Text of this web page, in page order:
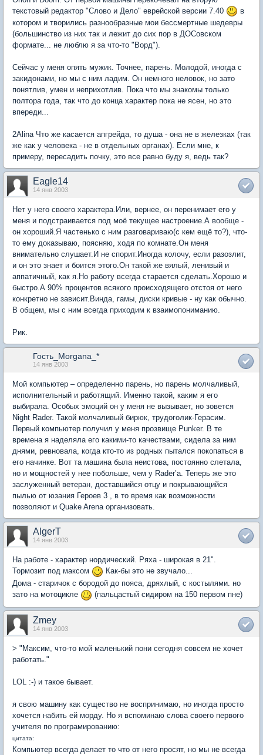
текстовый редактор "Слово и Дело" еврейской версии 7.40
в
котором и творились разнообразные мои бессмертные шедевры
(большинство из них так и лежит до сих пор в ДОСовском
формате... не люблю я за что-то "Ворд").
Сейчас у меня опять мужик. Точнее, парень. Молодой, иногда с
закидонами, но мы с ним ладим. Он немного неловок, но зато
понятлив, умен и неприхотлив. Пока что мы знакомы только
полтора года, так что до конца характер пока не ясен, но это
впереди...
2Alina Что же касается апгрейда, то душа - она не в железках (так
же как у человека - не в отдельных органах). Если мне, к
примеру, пересадить почку, это все равно буду я, ведь так?
Eagle14
14 янв 2003
Нет у него своего характера.Или, вернее, он перенимает его у
меня и подстраивается под моё текущее настроение.А вообще -
он хороший.Я частенько с ним разговариваю(с кем ещё то?), что-
то ему доказываю, поясняю, ходя по комнате.Он меня
внимательно слушает.И не спорит.Иногда колочу, если разозлит,
и он это знает и боится этого.Он такой же вялый, ленивый и
аппатичный, как я.Но работу всегда старается сделать.Хорошо и
быстро.А 90% процентов всякого происходящего отстоя от него
конкретно не зависит.Винда, гамы, диски кривые - ну как обычно.
В общем, мы с ним всегда приходим к взаимопониманию.
Рик.
Гость_Morgana_*
14 янв 2003
Мой компьютер – определенно парень, но парень молчаливый,
исполнительный и работящий. Именно такой, каким я его
выбирала. Особых эмоций он у меня не вызывает, но зовется
Night Rader. Такой молчаливый бирюк, трудоголик-Герасим.
Первый компьютер получил у меня прозвище Punker. В те
времена я наделяла его какими-то качествами, сидела за ним
днями, ревновала, когда кто-то из родных пытался покопаться в
его начинке. Вот та машина была неистова, постоянно слетала,
но и мощностей у нее побольше, чем у Rader’а. Теперь же это
заслуженный ветеран, доставшийся отцу и покрывающийся
пылью от юзания Героев 3 , в то время как возможности
позволяют и Quake Arena организовать.
AlgerT
14 янв 2003
На работе - характер нордический. Ряха - широкая в 21".
Тормозит под максом
Как-бы это не звучало...
Дома - старичок с бородой до пояса, дряхлый, с костылями. но
зато на мотоцикле
(пальцастый сидиром на 150 первом пне)
Zmey
14 янв 2003
> "Максим, что-то мой маленький пони сегодня совсем не хочет
работать."
LOL :-) и такое бывает.
я свою машину как существо не воспринимаю, но иногда просто
хочется набить ей морду. Но я вспоминаю слова своего первого
учителя по програмированию:
цитата:
Компьютер всегда делает то что от него просят, но мы не всегда